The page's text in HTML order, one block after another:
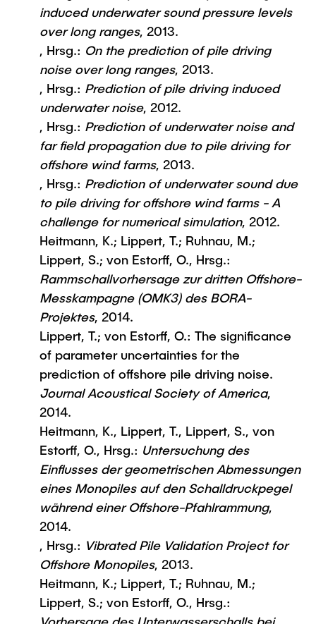
induced underwater sound pressure levels
over long ranges, 2013.
, Hrsg.: On the prediction of pile driving
noise over long ranges, 2013.
, Hrsg.: Prediction of pile driving induced
underwater noise, 2012.
, Hrsg.: Prediction of underwater noise and
far field propagation due to pile driving for
offshore wind farms, 2013.
, Hrsg.: Prediction of underwater sound due
to pile driving for offshore wind farms - A
challenge for numerical simulation, 2012.
Heitmann, K.; Lippert, T.; Ruhnau, M.;
Lippert, S.; von Estorff, O., Hrsg.:
Rammschallvorhersage zur dritten Offshore-
Messkampagne (OMK3) des BORA-
Projektes, 2014.
Lippert, T.; von Estorff, O.: The significance
of parameter uncertainties for the
prediction of offshore pile driving noise.
Journal Acoustical Society of America,
2014.
Heitmann, K., Lippert, T., Lippert, S., von
Estorff, O., Hrsg.: Untersuchung des
Einflusses der geometrischen Abmessungen
eines Monopiles auf den Schalldruckpegel
während einer Offshore-Pfahlrammung,
2014.
, Hrsg.: Vibrated Pile Validation Project for
Offshore Monopiles, 2013.
Heitmann, K.; Lippert, T.; Ruhnau, M.;
Lippert, S.; von Estorff, O., Hrsg.: